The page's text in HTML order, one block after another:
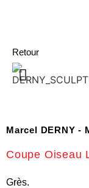
Retour
Marcel DERNY -
Coupe Oiseau
Grès.